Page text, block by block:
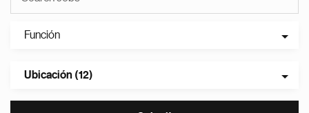
Función
Ubicación (12)